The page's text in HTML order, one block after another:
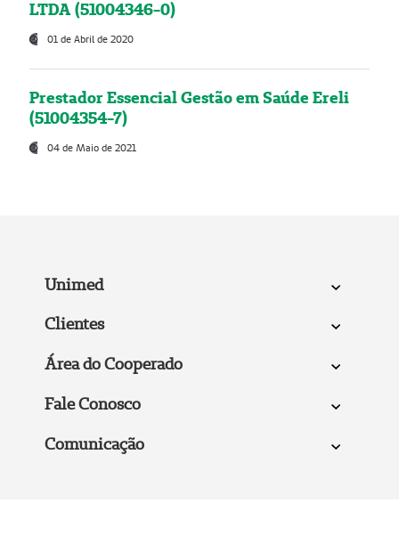
LTDA (51004346-0)
01 de Abril de 2020
Prestador Essencial Gestão em Saúde Ereli
(51004354-7)
04 de Maio de 2021
Unimed
Clientes
Área do Cooperado
Fale Conosco
Comunicação